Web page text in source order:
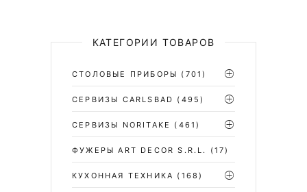
КАТЕГОРИИ ТОВАРОВ
СТОЛОВЫЕ ПРИБОРЫ (701)
CЕРВИЗЫ CARLSBAD (495)
СЕРВИЗЫ NORITAKE (461)
ФУЖЕРЫ ART DECOR S.R.L. (17)
КУХОННАЯ ТЕХНИКА (168)